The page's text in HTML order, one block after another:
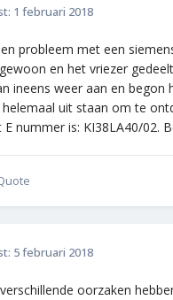
1 februari 2018
probleem met een
en het vriezer
ineens weer aan en begon
uit staan om te
E nummer is: KI38LA40/02.
5 februari 2018
oorzaken